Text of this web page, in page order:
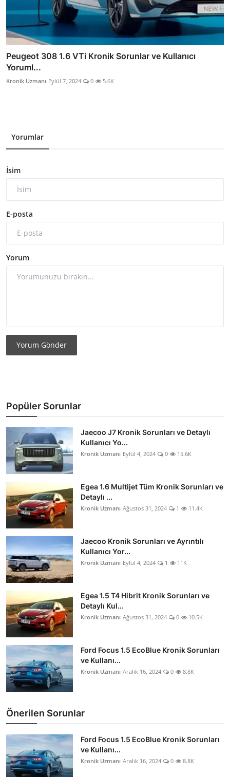
Peugeot 308 1.6 VTi Kronik Sorunlar ve Kullanıcı
Yoruml...
Kronik Uzmanı Eylül 7, 2024 0 5.6K
Yorumlar
İsim
E-posta
Yorum
Yorum Gönder
Popüler Sorunlar
Jaecoo J7 Kronik Sorunları ve Detaylı
Kullanıcı Yo...
Kronik Uzmanı Eylül 4, 2024 0 15.6K
Egea 1.6 Multijet Tüm Kronik Sorunları ve
Detaylı ...
Kronik Uzmanı Ağustos 31, 2024 1 11.4K
Jaecoo Kronik Sorunları ve Ayrıntılı
Kullanıcı Yor...
Kronik Uzmanı Eylül 4, 2024 1 11K
Egea 1.5 T4 Hibrit Kronik Sorunları ve
Detaylı Kul...
Kronik Uzmanı Ağustos 31, 2024 0 10.5K
Ford Focus 1.5 EcoBlue Kronik Sorunları
ve Kullanı...
Kronik Uzmanı Aralık 16, 2024 0 8.8K
Önerilen Sorunlar
Ford Focus 1.5 EcoBlue Kronik Sorunları
ve Kullanı...
Kronik Uzmanı Aralık 16, 2024 0 8.8K